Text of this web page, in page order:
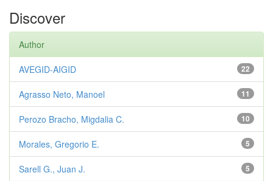
Discover
Author
22
AVEGID-AIGID
11
Agrasso Neto, Manoel
10
Perozo Bracho, Migdalia C.
5
Morales, Gregorio E.
5
Sarell G., Juan J.